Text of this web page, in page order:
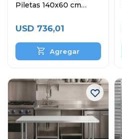
Piletas 140x60 cm
USD 736,01